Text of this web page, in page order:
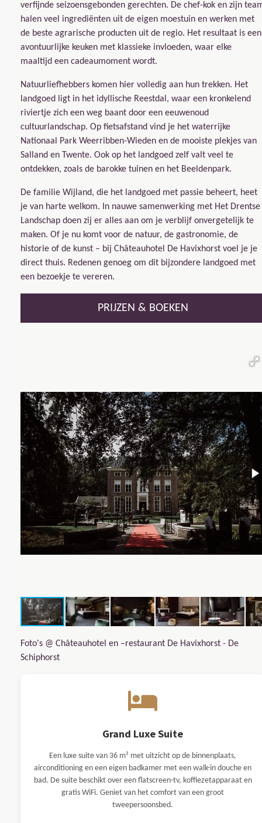
verfijnde seizoensgebonden gerechten. De chef-kok en zijn
halen veel ingrediënten uit de eigen moestuin en werken met
de beste agrarische producten uit de regio. Het resultaat is een
avontuurlijke keuken met klassieke invloeden, waar elke
maaltijd een cadeaumoment wordt.
Natuurliefhebbers komen hier volledig aan hun trekken. Het
landgoed ligt in het idyllische Reestdal, waar een kronkelend
riviertje zich een weg baant door een eeuwenoud
cultuurlandschap. Op fietsafstand vind je het waterrijke
Nationaal Park Weerribben-Wieden en de mooiste plekjes van
Salland en Twente. Ook op het landgoed zelf valt veel te
ontdekken, zoals de barokke tuinen en het Beeldenpark.
De familie Wijland, die het landgoed met passie beheert, heet
je van harte welkom. In nauwe samenwerking met Het Drentse
Landschap doen zij er alles aan om je verblijf onvergetelijk te
maken. Of je nu komt voor de natuur, de gastronomie, de
historie of de kunst – bij Châteauhotel De Havixhorst voel je je
direct thuis. Redenen genoeg om dit bijzondere landgoed met
een bezoekje te vereren.
PRIJZEN & BOEKEN
Foto's @ Châteauhotel en –restaurant De Havixhorst - De
Schiphorst
Grand Luxe Suite
Een luxe suite van 36 m² met uitzicht op de binnenplaats,
airconditioning en een eigen badkamer met een walk-in douche en
bad. De suite beschikt over een flatscreen-tv, koffiezetapparaat en
gratis WiFi. Geniet van het comfort van een groot
tweepersoonsbed.